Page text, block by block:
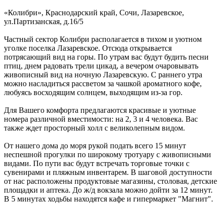
«Колибри», Краснодарский край, Сочи, Лазаревское,
ул.Партизанская, д.16/5
Частный сектор Колибри располагается в тихом и уютном
уголке поселка Лазаревское. Отсюда открывается
потрясающий вид на горы. По утрам вас будут будить песни
птиц, днем радовать трели цикад, а вечером очаровывать
живописный вид на ночную Лазаревскую. С раннего утра
можно насладиться рассветом за чашкой ароматного кофе,
любуясь восходящим солнцем, выходящим из-за гор.
Для Вашего комфорта предлагаются красивые и уютные
номера различной вместимости: на 2, 3 и 4 человека. Вас
также ждет просторный холл с великолепным видом.
От нашего дома до моря рукой подать всего 15 минут
неспешной прогулки по широкому тротуару с живописными
видами. По пути вас будут встречать торговые точки с
сувенирами и пляжным инвентарем. В шаговой доступности
от нас расположены продуктовые магазины, столовая, детские
площадки и аптека. До ж/д вокзала можно дойти за 12 минут.
В 5 минутах ходьбы находятся кафе и гипермаркет "Магнит".